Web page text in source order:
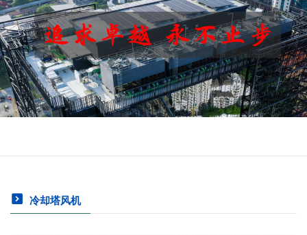
冷却塔风机